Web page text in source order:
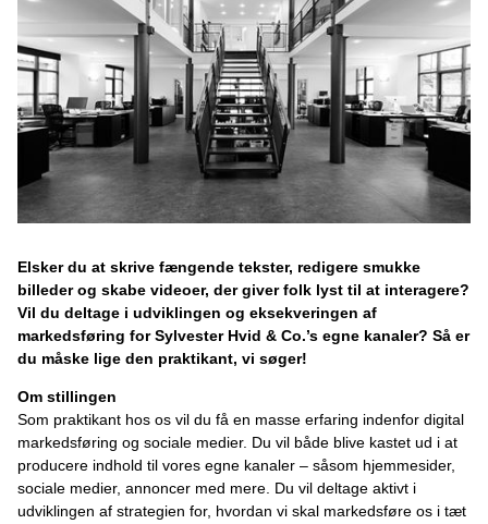
Elsker du at skrive fængende tekster, redigere smukke
billeder og skabe videoer, der giver folk lyst til at interagere?
Vil du deltage i udviklingen og eksekveringen af
markedsføring for Sylvester Hvid & Co.’s egne kanaler? Så er
du måske lige den praktikant, vi søger!
Om stillingen
Som praktikant hos os vil du få en masse erfaring indenfor digital
markedsføring og sociale medier. Du vil både blive kastet ud i at
producere indhold til vores egne kanaler – såsom hjemmesider,
sociale medier, annoncer med mere. Du vil deltage aktivt i
udviklingen af strategien for, hvordan vi skal markedsføre os i tæt